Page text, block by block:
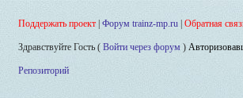
Поддержать проект Форум trainz-mp.ru Обратная
Здравствуйте Гость ( Войти через форум )
Репозиторий